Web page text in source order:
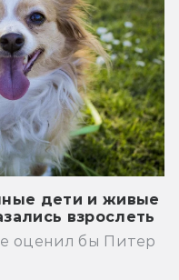
дети и живые
взрослеть
оценил бы Питер